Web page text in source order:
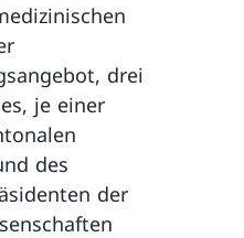
drei
je einer
des
der